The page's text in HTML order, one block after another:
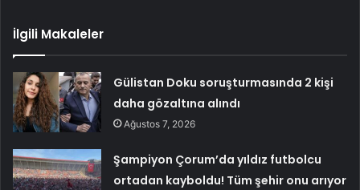
İlgili Makaleler
Gülistan Doku soruşturmasında 2 kişi
daha gözaltına alındı
Ağustos 7, 2026
Şampiyon Çorum’da yıldız futbolcu
ortadan kayboldu! Tüm şehir onu arıyor